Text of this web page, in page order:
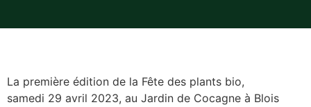
La première édition de la Fête des plants bio,
samedi 29 avril 2023, au Jardin de Cocagne à Blois